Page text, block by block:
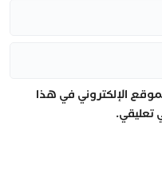
الإلكتروني في هذا
تعليقي.